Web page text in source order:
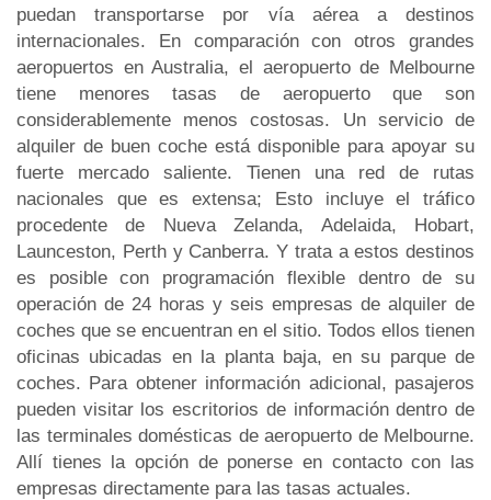
puedan transportarse por vía aérea a destinos
internacionales. En comparación con otros grandes
aeropuertos en Australia, el aeropuerto de Melbourne
tiene menores tasas de aeropuerto que son
considerablemente menos costosas. Un servicio de
alquiler de buen coche está disponible para apoyar su
fuerte mercado saliente. Tienen una red de rutas
nacionales que es extensa; Esto incluye el tráfico
procedente de Nueva Zelanda, Adelaida, Hobart,
Launceston, Perth y Canberra. Y trata a estos destinos
es posible con programación flexible dentro de su
operación de 24 horas y seis empresas de alquiler de
coches que se encuentran en el sitio. Todos ellos tienen
oficinas ubicadas en la planta baja, en su parque de
coches. Para obtener información adicional, pasajeros
pueden visitar los escritorios de información dentro de
las terminales domésticas de aeropuerto de Melbourne.
Allí tienes la opción de ponerse en contacto con las
empresas directamente para las tasas actuales.